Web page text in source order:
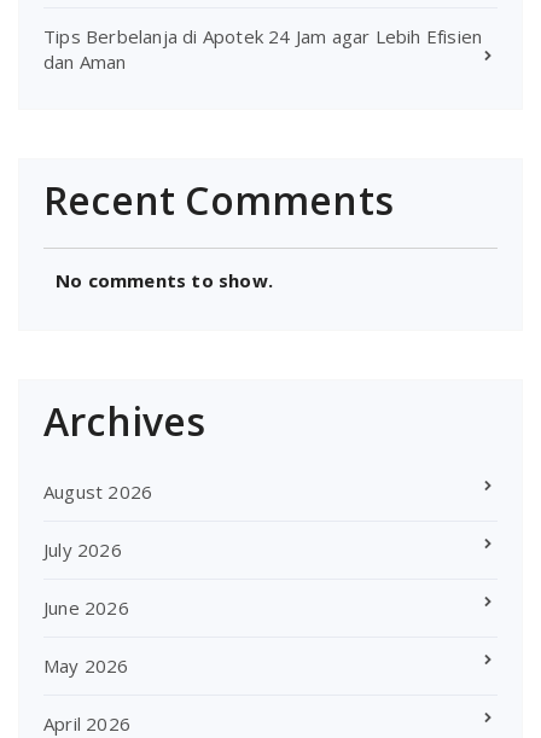
Tips Berbelanja di Apotek 24 Jam agar Lebih Efisien
dan Aman
Recent Comments
No comments to show.
Archives
August 2026
July 2026
June 2026
May 2026
April 2026